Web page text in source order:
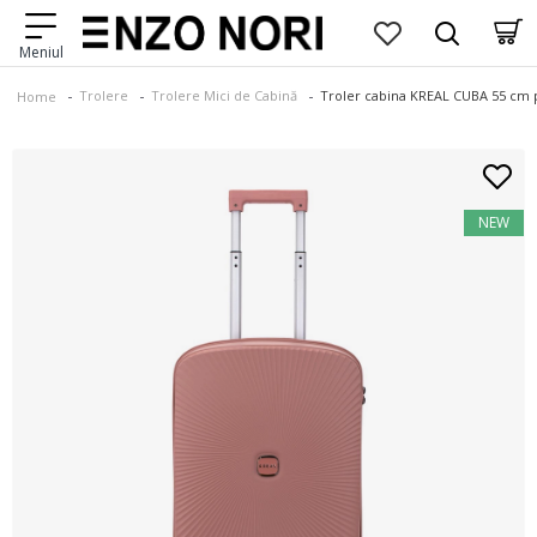
Home Trolere Trolere Mici de Cabină Troler cabina KREAL CUBA 55
NEW